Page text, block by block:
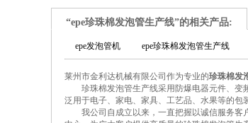
“epe珍珠棉发泡管生产线”的相关产品:
epe发泡管机 epe珍珠棉发泡管生产线
莱州市金利达机械有限公司作为专业的珍珠棉发
珍珠棉发泡管生产线采用防爆电器元件、变频
泛用于电子、家电、家具、工艺品、水果等的包
我公司自成立以来，一直把握以诚信服务客户